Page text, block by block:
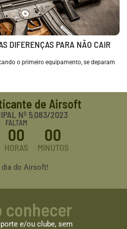
DIFERENÇAS PARA NÃO CAIR
o primeiro equipamento, se deparam
de Airsoft
Nº 5.083/2023
FALTAM
00
HORAS
00
MINUTOS
dia do Airsoft!
conhecer
e/ou clube, sem